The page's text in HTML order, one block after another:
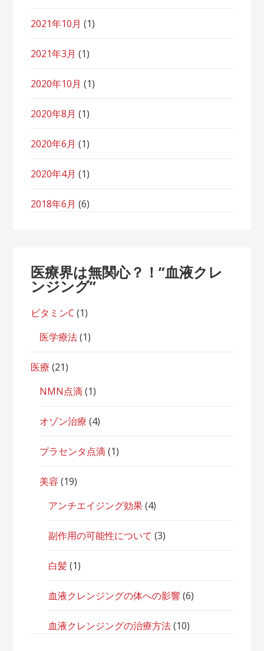
2021年10月 (1)
2021年3月 (1)
2020年10月 (1)
2020年8月 (1)
2020年6月 (1)
2020年4月 (1)
2018年6月 (6)
医療界は無関心？！”血液クレ
ンジング”
ビタミンC (1)
医学療法(1)
医療 (21)
NMN点滴(1)
オゾン治療 (4)
プラセンタ点滴(1)
美容 (19)
アンチエイジング効果(4)
副作用の可能性について (3)
白髪(1)
血液クレンジングの体への影響(6)
血液クレンジングの治療方法(10)